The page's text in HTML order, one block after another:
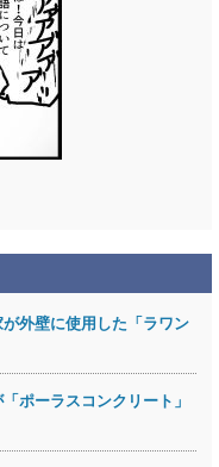
外壁に使用した「ラワン
ポーラスコンクリート」